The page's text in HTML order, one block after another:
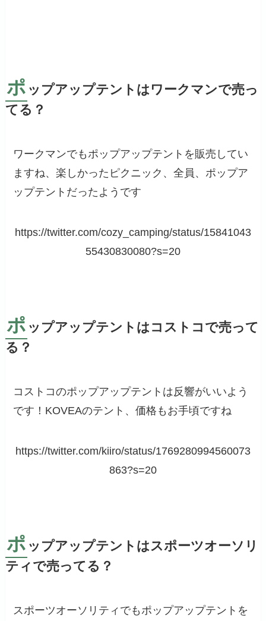
ポ ップアップテントはワークマンで売っ
てる？
ワークマンでもポップアップテントを販売してい
ますね、楽しかったピクニック、全員、ポップア
ップテントだったようです
https://twitter.com/cozy_camping/status/15841043
55430830080?s=20
ポ ップアップテントはコストコで売って
る？
コストコのポップアップテントは反響がいいよう
です！KOVEAのテント、価格もお手頃ですね
https://twitter.com/kiiro/status/1769280994560073
863?s=20
ポ ップアップテントはスポーツオーソリ
ティで売ってる？
スポーツオーソリティでもポップアップテントを